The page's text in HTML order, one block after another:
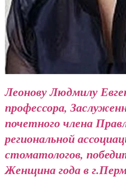
Леонову Людмилу
профессора,
почетного члена
региональной
стоматологов,
Женщина года в